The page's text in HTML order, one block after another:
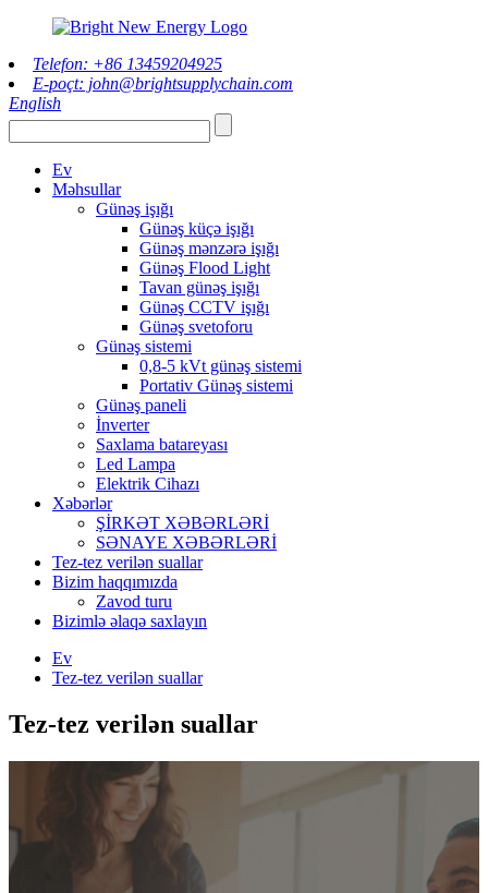
Telefon: +86 13459204925
E-poçt: john@brightsupplychain.com
English
Ev
Məhsullar
Günəş işığı
Günəş küçə işığı
Günəş mənzərə işığı
Günəş Flood Light
Tavan günəş işığı
Günəş CCTV işığı
Günəş svetoforu
Günəş sistemi
0,8-5 kVt günəş sistemi
Portativ Günəş sistemi
Günəş paneli
İnverter
Saxlama batareyası
Led Lampa
Elektrik Cihazı
Xəbərlər
ŞİRKƏT XƏBƏRLƏRİ
SƏNAYE XƏBƏRLƏRİ
Tez-tez verilən suallar
Bizim haqqımızda
Zavod turu
Bizimlə əlaqə saxlayın
Ev
Tez-tez verilən suallar
Tez-tez verilən suallar